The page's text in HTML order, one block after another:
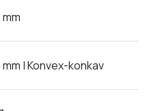
mm | Konvex-konkav